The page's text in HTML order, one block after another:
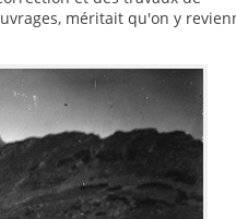
méritait qu'on y